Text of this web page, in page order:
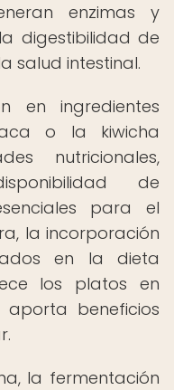
enzimas y
digestibilidad de
salud intestinal.
en ingredientes
o la kiwicha
nutricionales,
de
para el
la incorporación
en la dieta
los platos en
beneficios
la fermentación